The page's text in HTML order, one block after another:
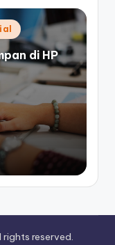
di HP
rights reserved.